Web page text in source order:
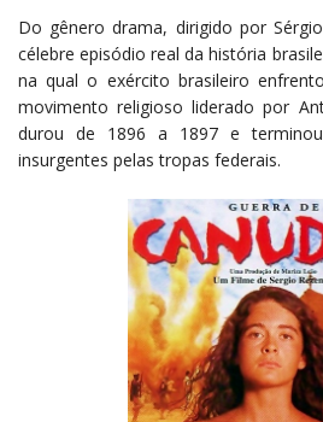
Do gênero drama, dirigido por
célebre episódio real da história
na qual o exército brasileiro
movimento religioso liderado por
durou de 1896 a 1897 e
insurgentes pelas tropas federais.